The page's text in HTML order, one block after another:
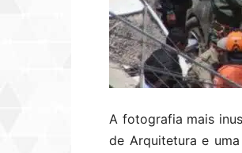
A fotografia mais
de Arquitetura e